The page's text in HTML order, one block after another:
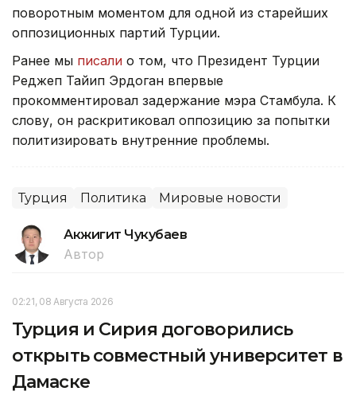
поворотным моментом для одной из старейших
оппозиционных партий Турции.
Ранее мы писали о том, что Президент Турции
Реджеп Тайип Эрдоган впервые
прокомментировал задержание мэра Стамбула. К
слову, он раскритиковал оппозицию за попытки
политизировать внутренние проблемы.
Турция Политика Мировые новости
Акжигит Чукубаев
Автор
02:21, 08 Августа 2026
Турция и Сирия договорились
открыть совместный университет в
Дамаске